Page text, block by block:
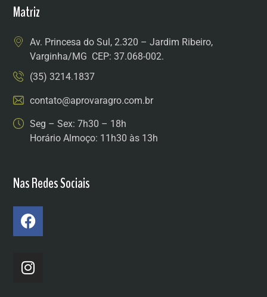
Matriz
Av. Princesa do Sul, 2.320 – Jardim Ribeiro,
Varginha/MG CEP: 37.068-002.
(35) 3214.1837
contato@aprovaragro.com.br
Seg – Sex: 7h30 – 18h
Horário Almoço: 11h30 às 13h
Nas Redes Sociais